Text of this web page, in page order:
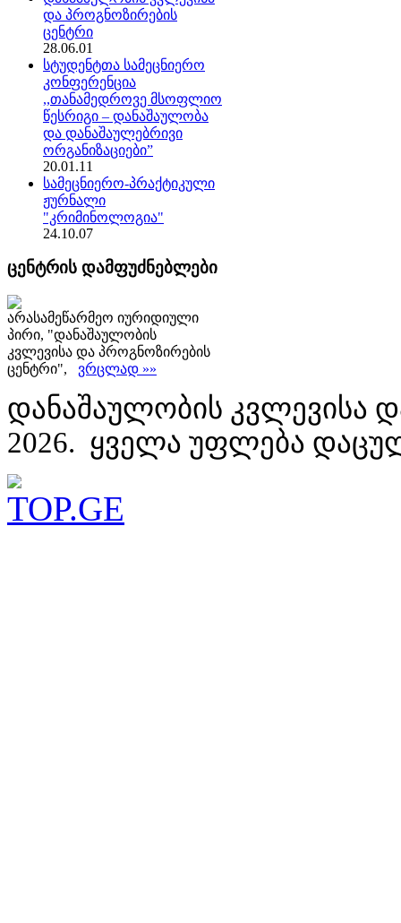
და პროგნოზირების
ცენტრი
28.06.01
სტუდენტთა სამეცნიერო
კონფერენცია
,,თანამედროვე მსოფლიო
წესრიგი – დანაშაულობა
და დანაშაულებრივი
ორგანიზაციები”
20.01.11
სამეცნიერო-პრაქტიკული
ჟურნალი
"კრიმინოლოგია"
24.10.07
ცენტრის დამფუძნებლები
არასამეწარმეო იურიდიული
პირი, "დანაშაულობის
კვლევისა და პროგნოზირების
ცენტრი", ვრცლად »»
დანაშაულობის კვლევისა
2026. ყველა უფლება